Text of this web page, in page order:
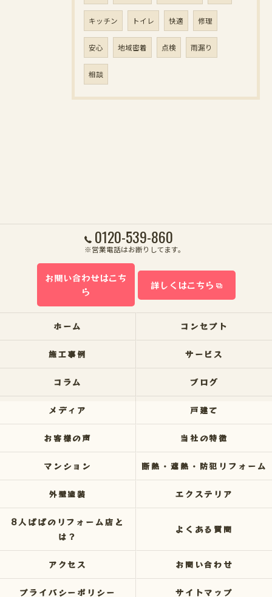
キッチン トイレ 快適 修理
安心 地域密着 点検 雨漏り
相談
0120-539-860
※営業電話はお断りしてます。
お問い合わせはこち
ら
詳しくはこちら
ホーム コンセプト
施工事例 サービス
コラム ブログ
メディア 戸建て
お客様の声 当社の特徴
マンション 断熱・遮熱・防犯リフォーム
外壁塗装 エクステリア
8人ぱぱのリフォーム店と
は？
よくある質問
アクセス お問い合わせ
プライバシーポリシー サイトマップ